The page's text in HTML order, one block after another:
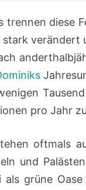
trennen diese
stark
pro Jahr
oftmals
und
als grüne